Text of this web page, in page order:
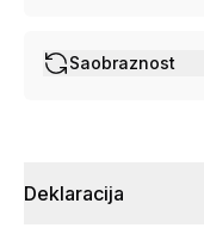
Saobraznost
Deklaracija